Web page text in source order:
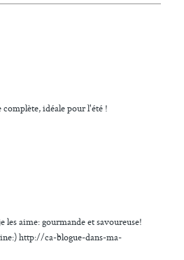
idéale pour l'été !
les aime: gourmande et savoureuse!
http://ca-blogue-dans-ma-